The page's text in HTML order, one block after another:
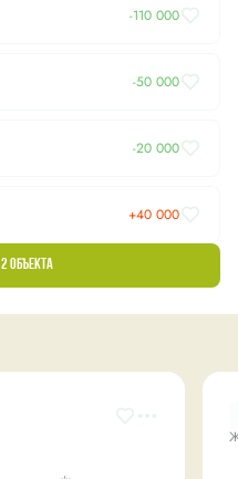
-110 000
-50 000
-20 000
+40 000
объектa